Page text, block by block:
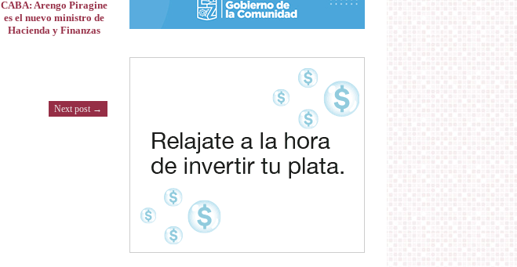
CABA: Arengo Piragine
es el nuevo ministro de
Hacienda y Finanzas
Next post →